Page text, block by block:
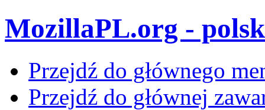
MozillaPL.org -
Przejdź do głównego
Przejdź do głównej